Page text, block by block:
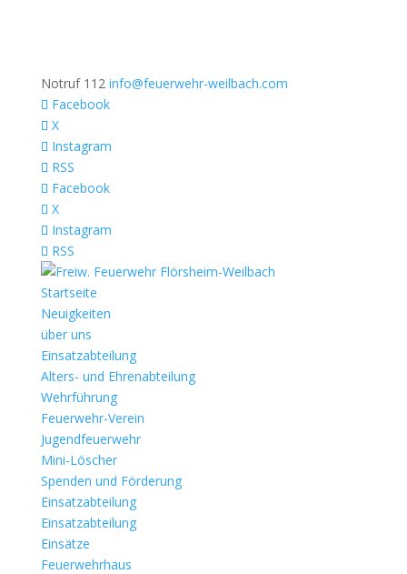
Notruf 112 info@feuerwehr-weilbach.com
Facebook
X
Instagram
RSS
Facebook
X
Instagram
RSS
Startseite
Neuigkeiten
über uns
Einsatzabteilung
Alters- und Ehrenabteilung
Wehrführung
Feuerwehr-Verein
Jugendfeuerwehr
Mini-Löscher
Spenden und Förderung
Einsatzabteilung
Einsatzabteilung
Einsätze
Feuerwehrhaus